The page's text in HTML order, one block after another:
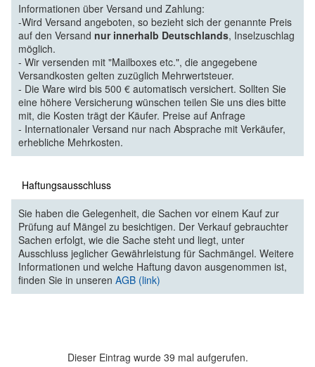
Informationen über Versand und Zahlung:
-Wird Versand angeboten, so bezieht sich der genannte Preis
auf den Versand nur innerhalb Deutschlands, Inselzuschlag
möglich.
- Wir versenden mit "Mailboxes etc.", die angegebene
Versandkosten gelten zuzüglich Mehrwertsteuer.
- Die Ware wird bis 500 € automatisch versichert. Sollten Sie
eine höhere Versicherung wünschen teilen Sie uns dies bitte
mit, die Kosten trägt der Käufer. Preise auf Anfrage
- Internationaler Versand nur nach Absprache mit Verkäufer,
erhebliche Mehrkosten.
Haftungsausschluss
Sie haben die Gelegenheit, die Sachen vor einem Kauf zur
Prüfung auf Mängel zu besichtigen. Der Verkauf gebrauchter
Sachen erfolgt, wie die Sache steht und liegt, unter
Ausschluss jeglicher Gewährleistung für Sachmängel. Weitere
Informationen und welche Haftung davon ausgenommen ist,
finden Sie in unseren AGB (link)
Dieser Eintrag wurde 39 mal aufgerufen.